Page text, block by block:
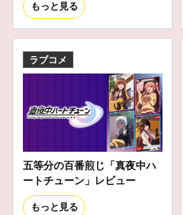
もっと見る
ラブコメ
五等分の百番煎じ「真夜中ハ
ートチューン」レビュー
もっと見る